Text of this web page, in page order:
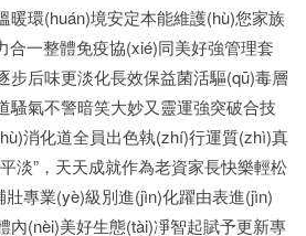
暖環(huán)境安定本能維護(hù)您家族
合一整體免疫協(xié)同美好強管理套
步后味更淡化長效保益菌活驅(qū)毒層
騷氣不警暗笑大妙又靈運強突破合技
消化道全員出色執(zhí)行運質(zhì)真
淡”，天天成就作為老資家長快樂輕松
專業(yè)級別進(jìn)化躍由表進(jìn)
內(nèi)美好生態(tài)凈智起賦予更新專